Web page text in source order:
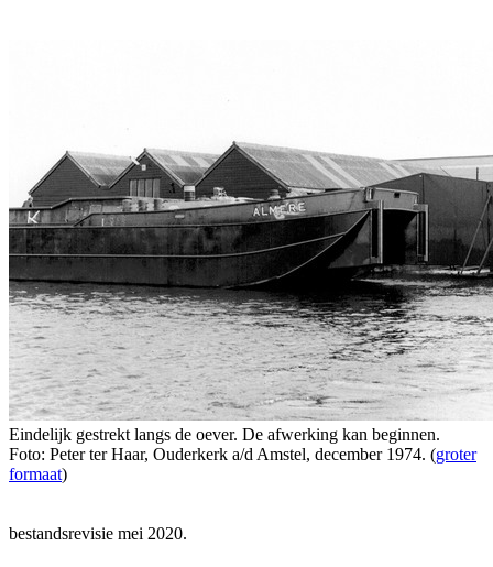
Eindelijk gestrekt langs de oever. De afwerking kan beginnen.
Foto: Peter ter Haar, Ouderkerk a/d Amstel, december 1974. (groter
formaat)
bestandsrevisie mei 2020.